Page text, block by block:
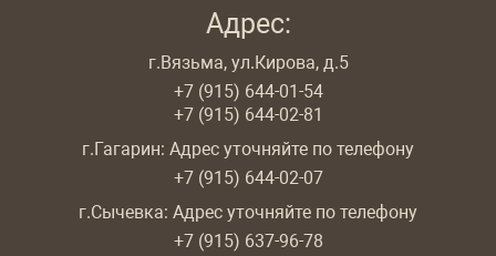
Адрес:
г.Вязьма, ул.Кирова, д.5
+7 (915) 644-01-54
+7 (915) 644-02-81
г.Гагарин: Адрес уточняйте по телефону
+7 (915) 644-02-07
г.Сычевка: Адрес уточняйте по телефону
+7 (915) 637-96-78